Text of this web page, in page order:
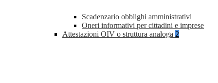
Scadenzario obblighi amministrativi
Oneri informativi per cittadini e imprese
Attestazioni OIV o struttura analoga 2